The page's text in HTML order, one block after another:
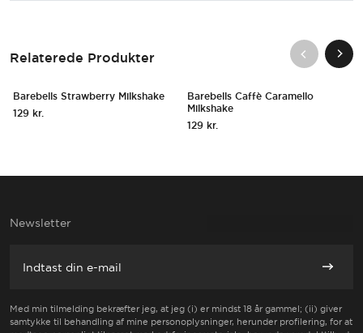
Relaterede Produkter
UDSOLGT
UDSOLGT
Hurtigt Overblik
Tilmeld dig for meddelelser
Barebells Strawberry Milkshake
129 kr.
NYHED!
HurtigtTilføj
Barebells Caffè Caramello
Milkshake
129 kr.
Newsletter
Med min tilmelding bekræfter jeg, at jeg (i) er mindst 18 år gammel; (ii) giver
samtykke til behandling af mine personoplysninger, herunder profilering, for at